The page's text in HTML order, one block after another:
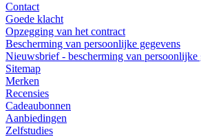
Contact
Goede klacht
Opzegging van het contract
Bescherming van persoonlijke gegevens
Nieuwsbrief - bescherming van persoonlijke
Sitemap
Merken
Recensies
Cadeaubonnen
Aanbiedingen
Zelfstudies